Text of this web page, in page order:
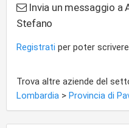
Invia un messaggio a
Stefano
Registrati per poter
Trova altre aziende del
Lombardia > Provincia di